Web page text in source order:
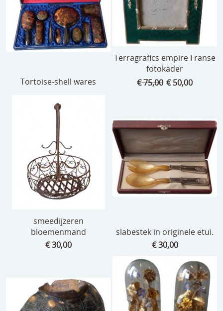
Tortoise-shell wares
Terragrafics empire Franse
fotokader
€ 75,00 € 50,00
smeedijzeren
bloemenmand
€ 30,00
slabestek in originele etui.
€ 30,00